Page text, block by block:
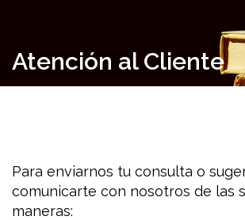
Atención al Cliente
Para enviarnos tu consulta o
comunicarte con nosotros de las
maneras: